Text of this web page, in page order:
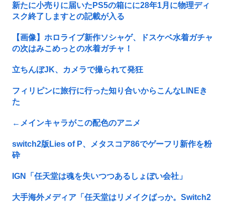
新たに小売りに届いたPS5の箱にに28年1月に物理ディ
スク終了しますとの記載が入る
【画像】ホロライブ新作ソシャゲ、ドスケベ水着ガチャ
の次はみこめっとの水着ガチャ！
立ちんぼJK、カメラで撮られて発狂
フィリピンに旅行に行った知り合いからこんなLINEき
た
←メインキャラがこの配色のアニメ
switch2版Lies of P、メタスコア86でゲーフリ新作を粉
砕
IGN「任天堂は魂を失いつつあるしょぼい会社」
大手海外メディア「任天堂はリメイクばっか。Switch2